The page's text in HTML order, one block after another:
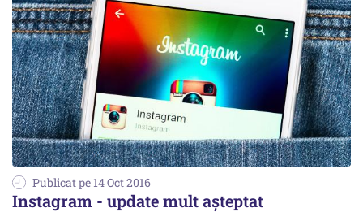
Publicat pe 14 Oct 2016
Instagram - update mult așteptat